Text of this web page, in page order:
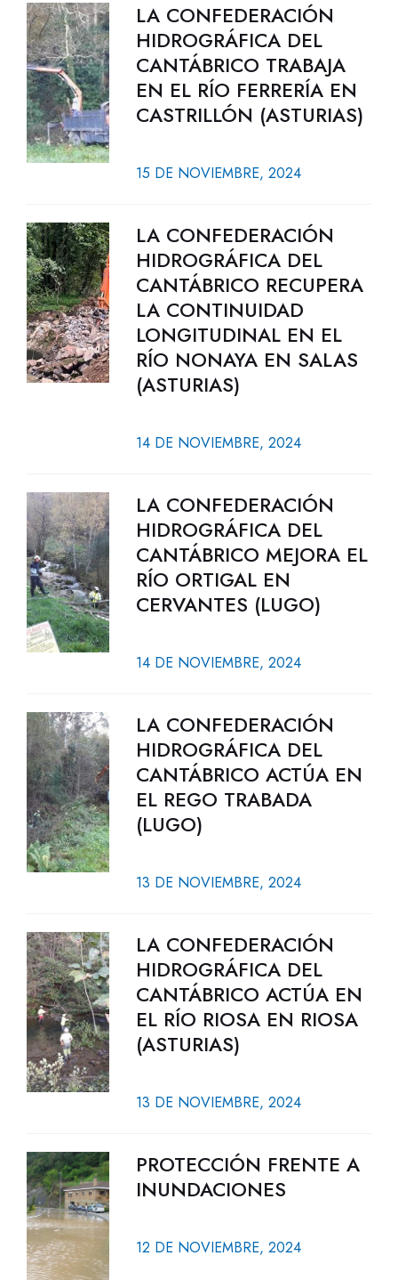
LA CONFEDERACIÓN
HIDROGRÁFICA DEL
CANTÁBRICO TRABAJA
EN EL RÍO FERRERÍA EN
CASTRILLÓN (ASTURIAS)
15 DE NOVIEMBRE, 2024
LA CONFEDERACIÓN
HIDROGRÁFICA DEL
CANTÁBRICO RECUPERA
LA CONTINUIDAD
LONGITUDINAL EN EL
RÍO NONAYA EN SALAS
(ASTURIAS)
14 DE NOVIEMBRE, 2024
LA CONFEDERACIÓN
HIDROGRÁFICA DEL
CANTÁBRICO MEJORA EL
RÍO ORTIGAL EN
CERVANTES (LUGO)
14 DE NOVIEMBRE, 2024
LA CONFEDERACIÓN
HIDROGRÁFICA DEL
CANTÁBRICO ACTÚA EN
EL REGO TRABADA
(LUGO)
13 DE NOVIEMBRE, 2024
LA CONFEDERACIÓN
HIDROGRÁFICA DEL
CANTÁBRICO ACTÚA EN
EL RÍO RIOSA EN RIOSA
(ASTURIAS)
13 DE NOVIEMBRE, 2024
PROTECCIÓN FRENTE A
INUNDACIONES
12 DE NOVIEMBRE, 2024